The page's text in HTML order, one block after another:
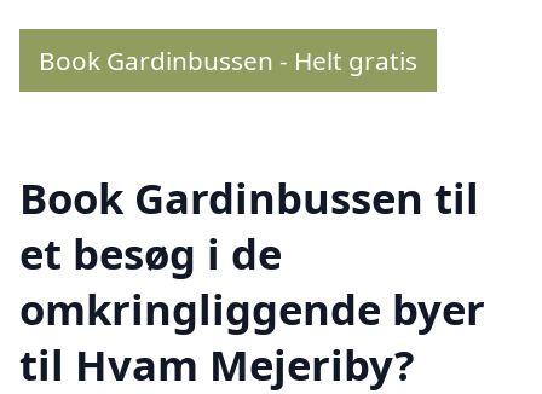
Book Gardinbussen - Helt gratis
Book Gardinbussen til
et besøg i de
omkringliggende byer
til Hvam Mejeriby?